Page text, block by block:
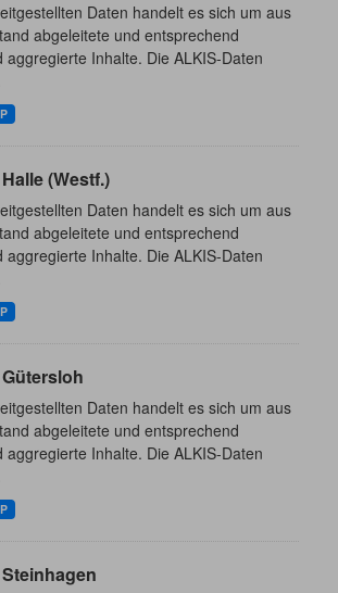
Daten handelt es sich um aus
abgeleitete und entsprechend
aggregierte Inhalte. Die ALKIS-Daten
(Westf.)
Daten handelt es sich um aus
abgeleitete und entsprechend
aggregierte Inhalte. Die ALKIS-Daten
Daten handelt es sich um aus
abgeleitete und entsprechend
aggregierte Inhalte. Die ALKIS-Daten